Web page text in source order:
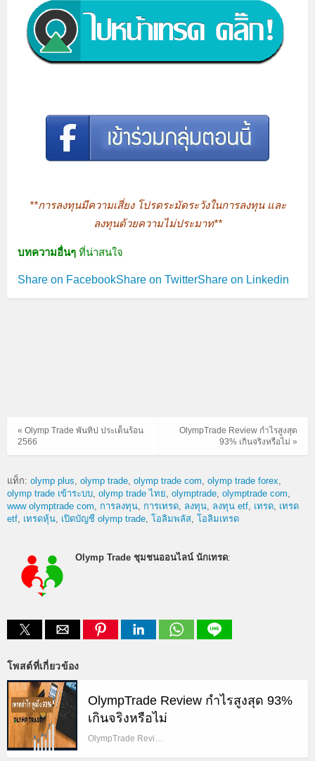
**การลงทุนมีความเสี่ยง โปรดระมัดระวังในการลงทุน และ
ลงทุนด้วยความไม่ประมาท**
บทความอื่นๆ ที่น่าสนใจ
Share on FacebookShare on TwitterShare on Linkedin
OlympTrade Review กำไรสูงสุด
93% เกินจริงหรือไม่ »
« Olymp Trade พันทิป ประเด็นร้อน
2566
แท็ก: olymp plus olymp trade olymp trade com olymp trade forex
olymp trade เข้าระบบ olymp trade ไทย olymptrade olymptrade com
www olymptrade com
การลงทุน การเทรด ลงทุน ลงทุน etf เทรด เทรด
etf เทรดหุ้น เปิดบัญชี olymp trade โอลิมพลัส โอลิมเทรด
Olymp Trade ชุมชนออนไลน์ นักเทรด:
โพสต์ที่เกี่ยวข้อง
OlympTrade Review กำไรสูงสุด 93%
เกินจริงหรือไม่
OlympTrade Revi…